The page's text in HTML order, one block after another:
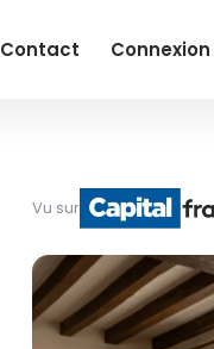
Contact Connexion
Vu sur